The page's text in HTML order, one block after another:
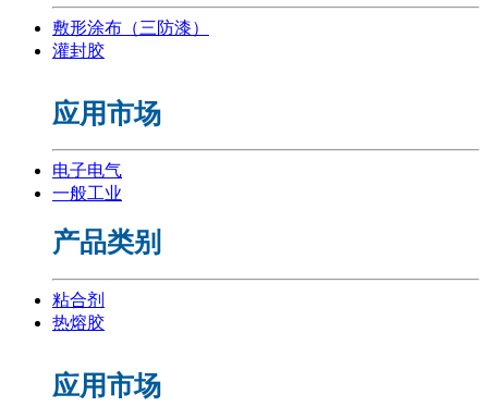
敷形涂布（三防漆）
灌封胶
应用市场
电子电气
一般工业
产品类别
粘合剂
热熔胶
应用市场